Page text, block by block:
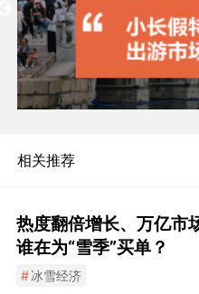
相关推荐
热度翻倍增长、万亿市
谁在为“雪季”买单？
#冰雪经济